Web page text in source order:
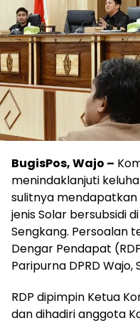
BugisPos, Wajo –
menindaklanjuti
sulitnya
jenis Solar bersubsidi
Sengkang. Persoalan
Dengar Pendapat
Paripurna DPRD
RDP dipimpin Ketua
dan dihadiri anggota